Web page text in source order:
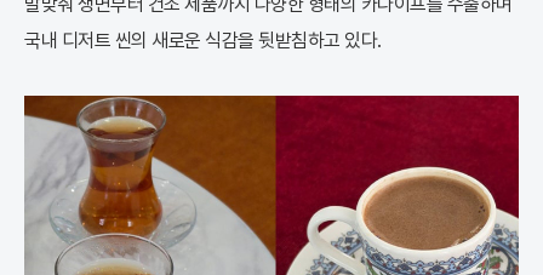
국내 디저트 씬의 새로운 식감을 뒷받침하고 있다.